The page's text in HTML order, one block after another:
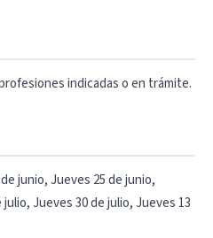
indicadas o en trámite.
junio, Jueves 25 de junio,
Jueves 30 de julio, Jueves 13